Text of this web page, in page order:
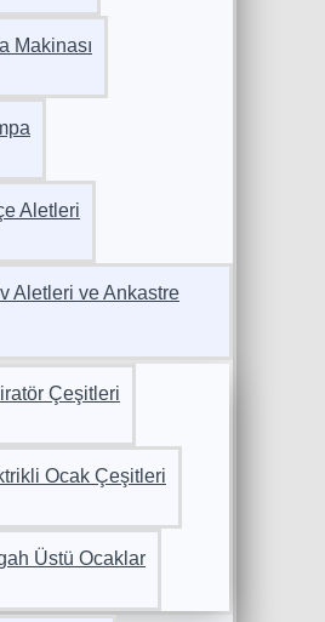
Makinası
Aletleri
Aletleri ve Ankastre
Çeşitleri
Ocak Çeşitleri
Üstü Ocaklar